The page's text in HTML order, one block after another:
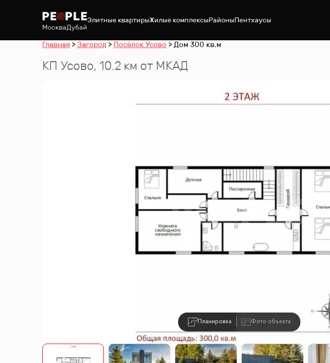
МоскваДубай
Элитные квартирыЖилые комплексыРайоныПентхаусы
Главная Загород Посёлок Усово Дом 300 кв.м
КП Усово, 10.2 км от МКАД
Планировка Фото объекта